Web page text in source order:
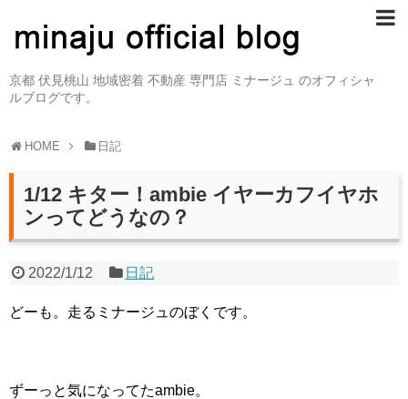
京都 伏見桃山 地域密着 不動産 専門店 ミナージュ のオフィシャ
ルブログです。
HOME 日記
1/12 キター！ambie イヤーカフイヤホ
ンってどうなの？
2022/1/12 日記
どーも。走るミナージュのぼくです。
ずーっと気になってたambie。